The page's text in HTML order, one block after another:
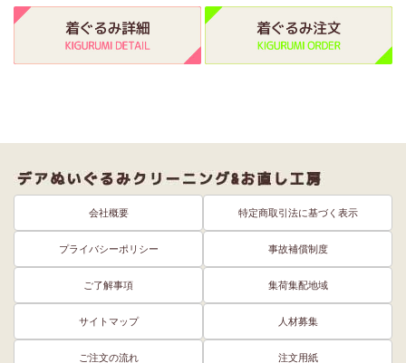
会社概要 特定商取引法に基づく表示
プライバシーポリシー 事故補償制度
ご了解事項 集荷集配地域
サイトマップ 人材募集
ご注文の流れ 注文用紙